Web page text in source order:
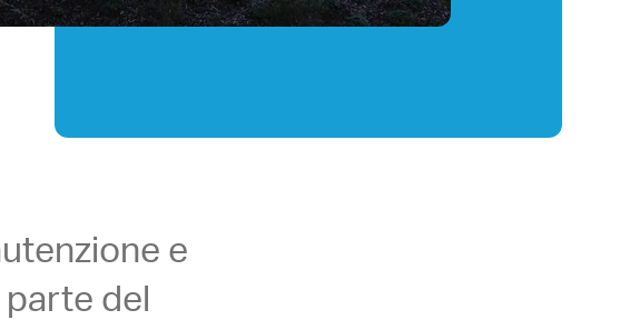
e
del